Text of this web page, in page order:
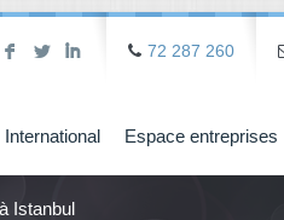
F L I 72 287 260
International Espace entreprises
Istanbul